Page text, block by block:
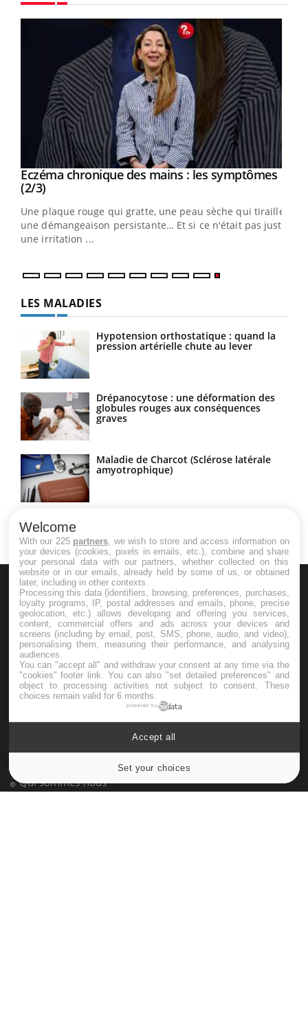
Youtube
Eczéma chronique des mains : les symptômes
(2/3)Youtube
Une plaque rouge qui gratte, une peau sèche qui tiraille,
une démangeaison persistante… Et si ce n'était pas juste
une irritation ...
LES MALADIES
Hypotension orthostatique : quand la
pression artérielle chute au lever
Drépanocytose : une déformation des
globules rouges aux conséquences
graves
Maladie de Charcot (Sclérose latérale
amyotrophique)
Le site santé de référence avec chaque jour toute l'actualité
médicale decryptée par des médecins en exercice et les
conseils des meilleurs spécialistes.
À PROPOS
Données personnelles et cookies
Qui sommes-nous
Welcome
With our 225 partners , we wish to store and access information on
your devices (cookies, pixels in emails, etc.), combine and share
your personal data with our partners, whether collected on this
website or in our emails, already held by some of us, or obtained
later, including in other contexts.
Processing this data (identifiers, browsing, preferences, purchases,
loyalty programs, IP, postal addresses and emails, phone, precise
geolocation, etc.) allows developing and offering you services,
content, commercial offers and ads across your devices and
screens (including by email, post, SMS, phone, audio, and video),
personalising them, measuring their performance, and analysing
audiences.
You can "accept all" and withdraw your consent at any time via the
"cookies" footer link . You can also "set detailed preferences" and
object to processing activities not subject to consent. These
choices remain valid for 6 months.
powered by
Set your choices
Accept all